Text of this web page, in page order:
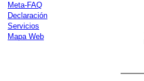
Meta-FAQ
Declaración
Servicios
Mapa Web